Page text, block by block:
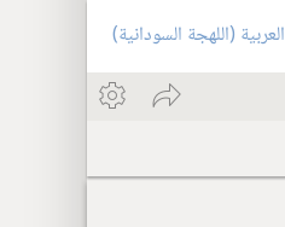
العربية (اللهجة السودانية)